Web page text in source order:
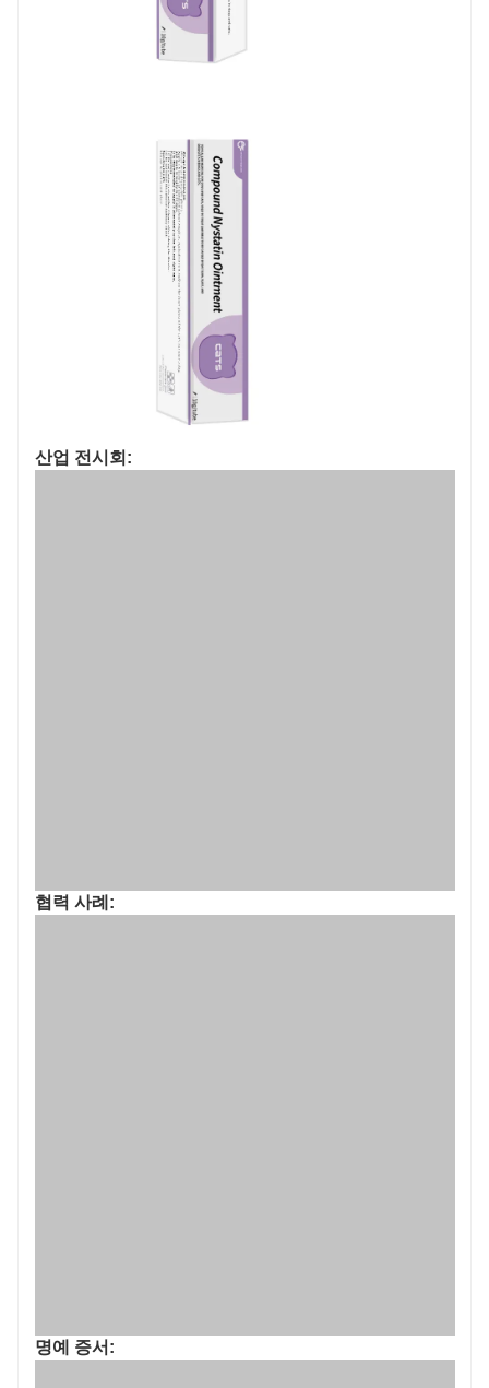
산업 전시회:
협력 사례:
명예 증서: